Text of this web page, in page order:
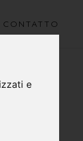
e
CONTATTO